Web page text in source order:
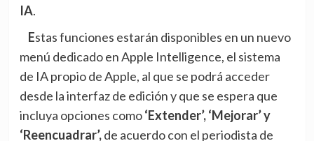
IA.
Estas funciones estarán disponibles en un nuevo
menú dedicado en Apple Intelligence, el sistema
de IA propio de Apple, al que se podrá acceder
desde la interfaz de edición y que se espera que
incluya opciones como‘Extender’, ‘Mejorar’ y
‘Reencuadrar’,de acuerdo con el periodista de